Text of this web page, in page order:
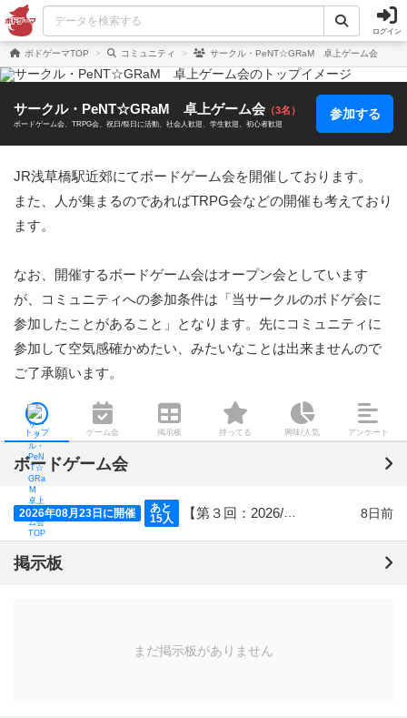
ログイン
ボドゲーマTOP コミュニティ サークル・PeNT☆GRaM 卓上ゲーム会
サークル・PeNT☆GRaM 卓上ゲーム会 （3名）
ボードゲーム会 TRPG会 祝日/祭日に活動 社会人歓迎 学生歓迎 初心者歓迎
参加する
JR浅草橋駅近郊にてボードゲーム会を開催しております。
また、人が集まるのであればTRPG会などの開催も考えており
ます。
なお、開催するボードゲーム会はオープン会としています
が、コミュニティへの参加条件は「当サークルのボドゲ会に
参加したことがあること」となります。先にコミュニティに
参加して空気感確かめたい、みたいなことは出来ませんので
ご了承願います。
トップ ゲーム会 掲示板 持ってる 興味/人気 アンケート
ボードゲーム会
2026年08月23日に開催
あと
15人
【第３回：2026/08/23 (浅草橋)】オープン ボードゲーム会 8日前
掲示板
まだ掲示板がありません